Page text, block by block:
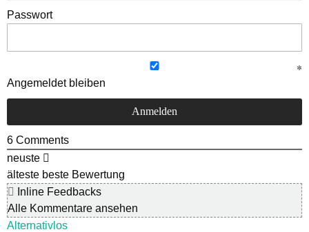
Passwort
Angemeldet bleiben
6 Comments
neuste
älteste beste Bewertung
Inline Feedbacks
Alle Kommentare ansehen
Alternativlos